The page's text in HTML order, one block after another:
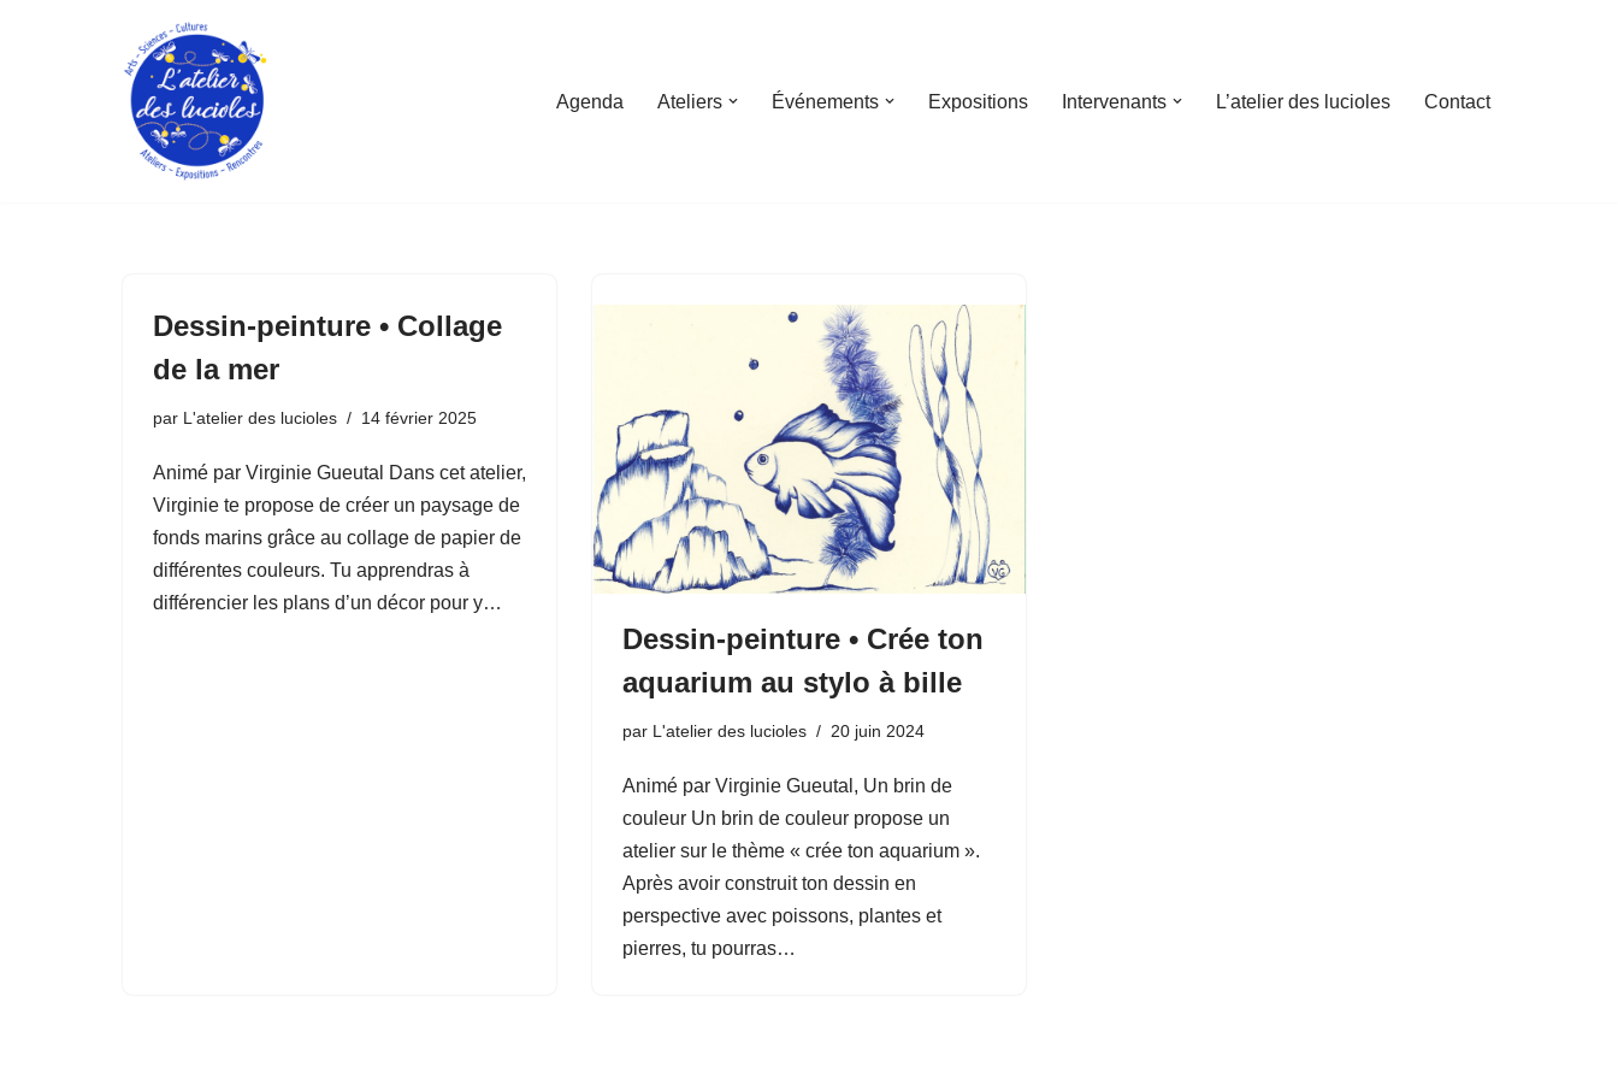
Agenda Ateliers Événements Expositions Intervenants L’atelier des lucioles Contact
Dessin-peinture • Collage
de la mer
par L'atelier des lucioles 14 février 2025
Animé par Virginie Gueutal Dans cet atelier,
Virginie te propose de créer un paysage de
fonds marins grâce au collage de papier de
différentes couleurs. Tu apprendras à
différencier les plans d’un décor pour y…
Dessin-peinture • Crée ton
aquarium au stylo à bille
par L'atelier des lucioles 20 juin 2024
Animé par Virginie Gueutal, Un brin de
couleur Un brin de couleur propose un
atelier sur le thème « crée ton aquarium ».
Après avoir construit ton dessin en
perspective avec poissons, plantes et
pierres, tu pourras…